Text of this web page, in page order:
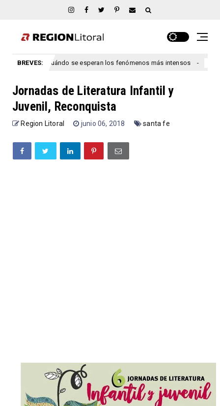
BREVES:
Ríos: cuándo se esperan los fenómenos más intensos congreso
Jornadas de Literatura Infantil y
Juvenil, Reconquista
Region Litoral junio 06, 2018 santa fe